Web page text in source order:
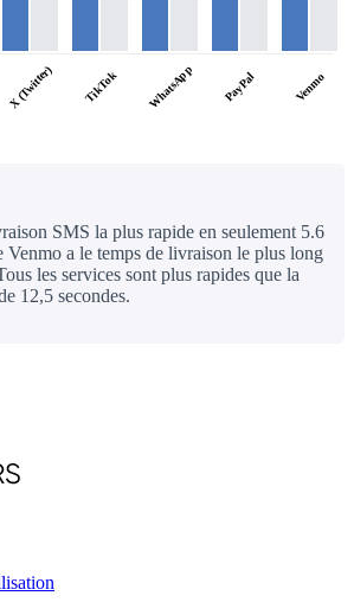
X (Twitter) TikTok WhatsApp PayPal Venmo
SMS la plus rapide en seulement 5.6
Venmo a le temps de livraison le plus long
les services sont plus rapides que la
12,5 secondes.